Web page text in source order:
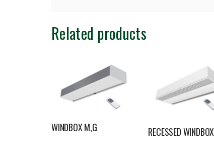
Related products
WINDBOX M,G RECESSED WINDBOX